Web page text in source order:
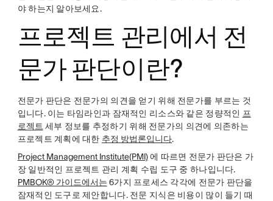
야 하는지 알아보세요.
프로젝트 관리에서 전
문가 판단이란?
전문가 판단은 전문가의 의견을 얻기 위해 전문가를 부르는 것
입니다. 이는 타임라인과 잠재적인 리소스와 같은 정량적인 프
로젝트 세부 정보를 추정하기 위해 전문가의 의견에 의존하는
프로젝트 계획에 대한 추정 방법론입니다.
Project Management Institute(PMI)에 따르면 전문가 판단은 가
장 일반적인 프로젝트 관리 계획 수립 도구 중 하나입니다.
PMBOK® 가이드에서는 6가지 프로세스 각각에 전문가 판단을
잠재적인 도구로 제안합니다. 전문 지식은 비용이 많이 들기 때